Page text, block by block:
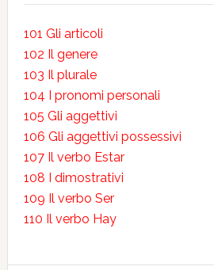
101 Gli articoli
102 Il genere
103 Il plurale
104 I pronomi personali
105 Gli aggettivi
106 Gli aggettivi possessivi
107 Il verbo Estar
108 I dimostrativi
109 Il verbo Ser
110 Il verbo Hay